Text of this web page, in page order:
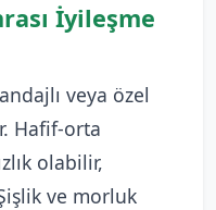
İyileşme
veya özel
Hafif-orta
olabilir,
ve morluk